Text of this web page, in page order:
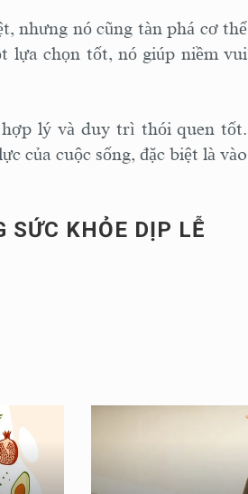
nhưng nó cũng tàn phá cơ thể
lựa chọn tốt, nó giúp niềm vui
hợp lý và duy trì thói quen tốt.
của cuộc sống, đặc biệt là vào
SỨC KHỎE DỊP LỄ